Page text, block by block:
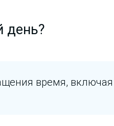
день?
время,